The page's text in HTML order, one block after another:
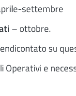
settembre
– ottobre.
su
Operativi e